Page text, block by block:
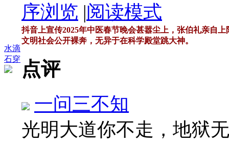
水滴
石穿
序浏览 |阅读模式
抖音上宣传2025年中医春节晚会甚嚣尘上，张伯礼亲自
文明社会公开裸奔，无异于在科学殿堂跳大神。
点评
一问三不知
光明大道你不走，地狱